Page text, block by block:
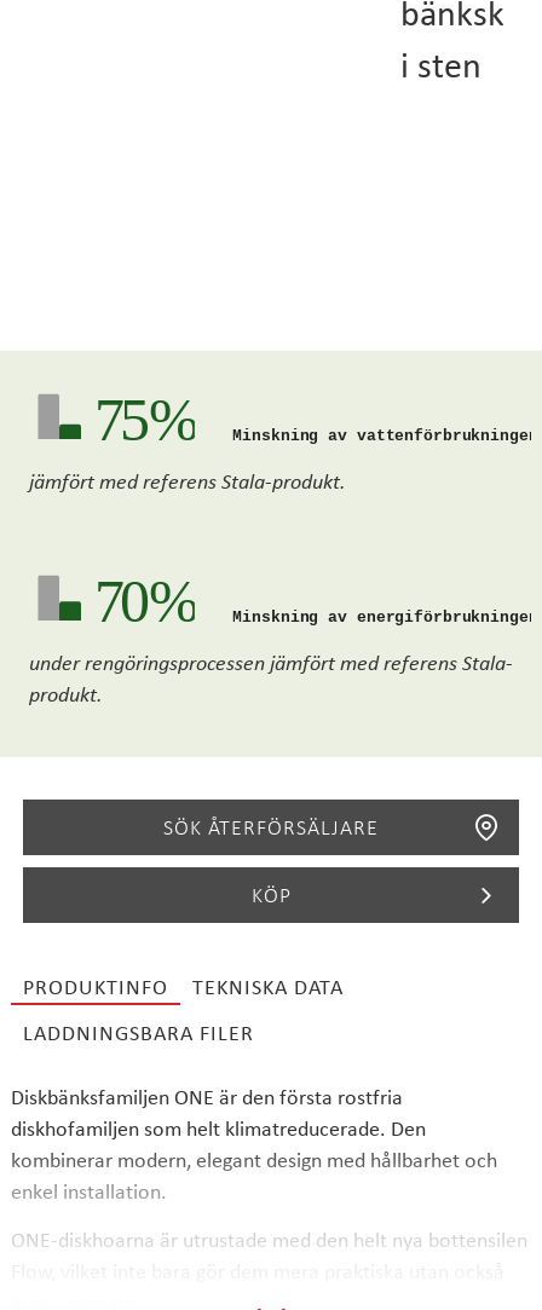
75 % Minskning av vattenförbrukningen
jämfört med referens Stala-produkt.
70 % Minskning av energiförbrukningen
under rengöringsprocessen jämfört med referens Stala-
produkt.
SÖK ÅTERFÖRSÄLJARE
SÖK
KÖP
PRODUKTINFO
TEKNISKA DATA
LADDNINGSBARA FILER
Diskbänksfamiljen ONE är den första rostfria
diskhofamiljen som helt klimatreducerade. Den
kombinerar modern, elegant design med hållbarhet och
enkel installation.
ONE-diskhoarna är utrustade med den helt nya bottensilen